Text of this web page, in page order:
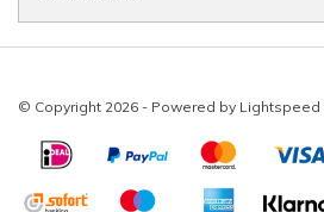
© Copyright 2026 - Powered by Lightspeed